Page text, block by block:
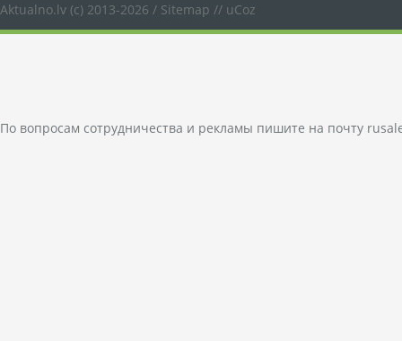
Aktualno.lv (c) 2013-2026 / Sitemap // uCoz
По вопросам сотрудничества и рекламы пишите на почту